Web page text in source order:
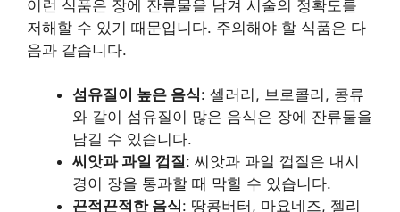
이런 식품은 장에 잔류물을 남겨 시술의 정확도를
저해할 수 있기 때문입니다. 주의해야 할 식품은 다
음과 같습니다.
섬유질이 높은 음식: 셀러리, 브로콜리, 콩류
와 같이 섬유질이 많은 음식은 장에 잔류물을
남길 수 있습니다.
씨앗과 과일 껍질: 씨앗과 과일 껍질은 내시
경이 장을 통과할 때 막힐 수 있습니다.
끈적끈적한 음식: 땅콩버터, 마요네즈, 젤리